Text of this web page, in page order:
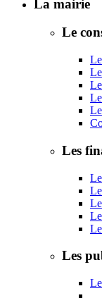
La mairie
Le
Les
Les